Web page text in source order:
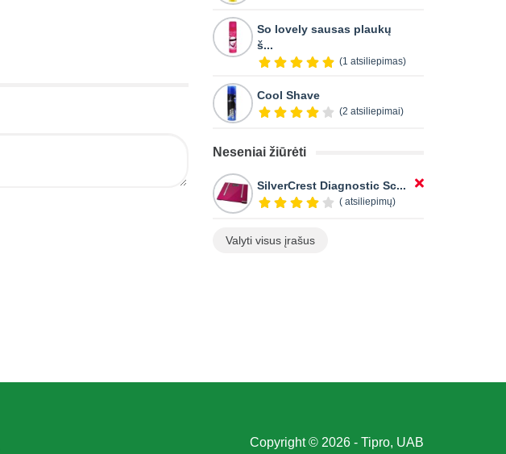
So lovely sausas plaukų
š...
(1 atsiliepimas)
Cool Shave
(2 atsiliepimai)
Neseniai žiūrėti
SilverCrest Diagnostic Sc...
( atsiliepimų)
Valyti visus įrašus
Copyright © 2026 - Tipro, UAB